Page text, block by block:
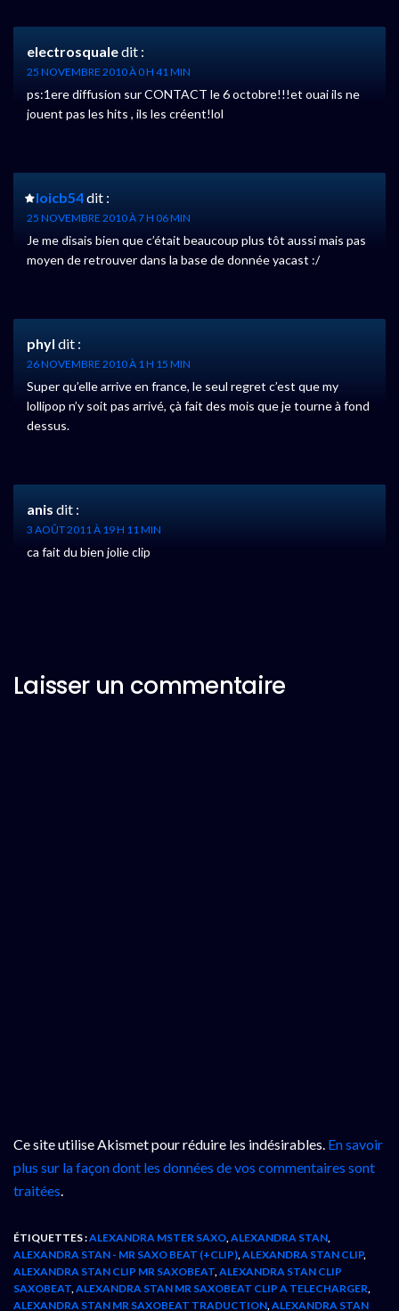
electrosqualedit :
25 NOVEMBRE 2010 À 0 H 41 MIN
ps:1ere diffusion sur CONTACT le 6 octobre!!!et ouai ils ne
jouent pas les hits , ils les créent!lol
loicb54dit :
25 NOVEMBRE 2010 À 7 H 06 MIN
Je me disais bien que c’était beaucoup plus tôt aussi mais pas
moyen de retrouver dans la base de donnée yacast :/
phyl dit :
26 NOVEMBRE 2010 À 1 H 15 MIN
Super qu’elle arrive en france, le seul regret c’est que my
lollipop n’y soit pas arrivé, çà fait des mois que je tourne à fond
dessus.
anis dit :
3 AOÛT 2011 À 19 H 11 MIN
ca fait du bien jolie clip
Laisser un commentaire
Ce site utilise Akismet pour réduire les indésirables. En savoir
plus sur la façon dont les données de vos commentaires sont
traitées.
ÉTIQUETTES :ALEXANDRA MSTER SAXO,ALEXANDRA STAN,
ALEXANDRA STAN - MR SAXO BEAT (+CLIP),ALEXANDRA STAN CLIP,
ALEXANDRA STAN CLIP MR SAXOBEAT,ALEXANDRA STAN CLIP
SAXOBEAT,ALEXANDRA STAN MR SAXOBEAT CLIP A TELECHARGER,
ALEXANDRA STAN MR SAXOBEAT TRADUCTION,ALEXANDRA STAN